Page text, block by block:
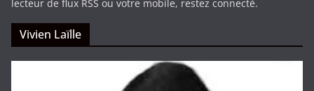
lecteur de flux RSS ou votre mobile, restez connecté.
Vivien Laïlle